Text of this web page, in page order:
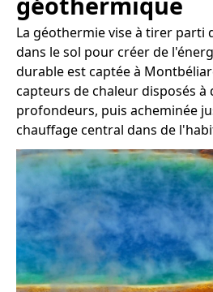
La géothermie vise à tirer parti
dans le sol pour créer de
durable est captée à
capteurs de chaleur disposés à
profondeurs, puis acheminée
chauffage central dans de